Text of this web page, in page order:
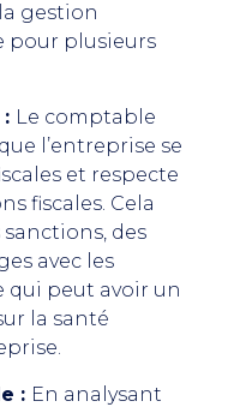
gestion
pour plusieurs
Le comptable
l’entreprise se
et respecte
fiscales. Cela
sanctions, des
avec les
qui peut avoir un
la santé
: En analysant